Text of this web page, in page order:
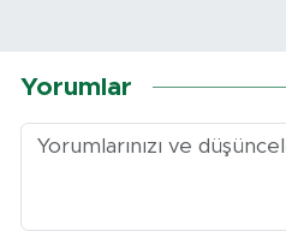
Yorumlar